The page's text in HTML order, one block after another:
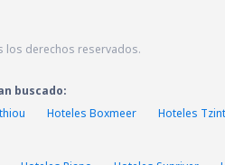
los derechos reservados.
buscado:
Hoteles Boxmeer Hoteles